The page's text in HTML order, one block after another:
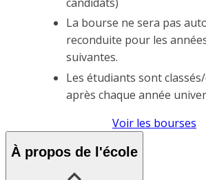
La bourse ne sera pas
reconduite pour les
suivantes.
Les étudiants sont
après chaque année
Voir les bourses
À propos de l'école